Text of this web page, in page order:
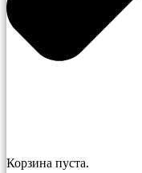
Корзина пуста.